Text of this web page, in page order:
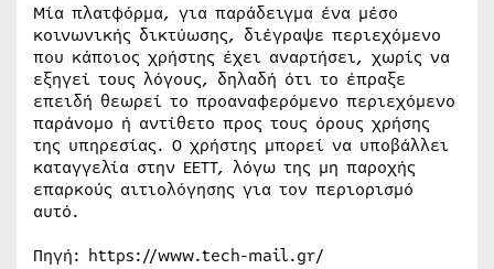
Μία πλατφόρμα, για παράδειγμα ένα μέσο
κοινωνικής δικτύωσης, διέγραψε περιεχόμενο
που κάποιος χρήστης έχει αναρτήσει, χωρίς να
εξηγεί τους λόγους, δηλαδή ότι το έπραξε
επειδή θεωρεί το προαναφερόμενο περιεχόμενο
παράνομο ή αντίθετο προς τους όρους χρήσης
της υπηρεσίας. Ο χρήστης μπορεί να υποβάλλει
καταγγελία στην ΕΕΤΤ, λόγω της μη παροχής
επαρκούς αιτιολόγησης για τον περιορισμό
αυτό.
Πηγή: https://www.tech-mail.gr/